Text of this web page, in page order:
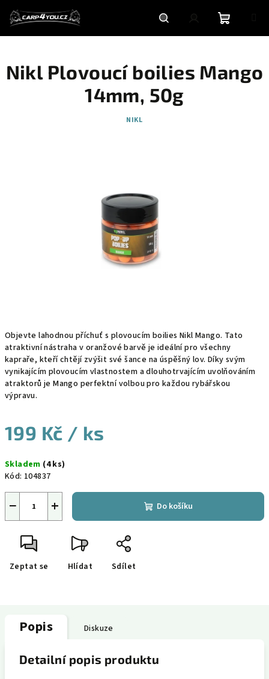
obsah
HledatPřihlášeníNákupní
košík
Objevte lahodnou příchuť s plovoucím boilies Nikl Mango. Tato
atraktivní nástraha v oranžové barvě je ideální pro všechny
kapraře, kteří chtějí zvýšit své šance na úspěšný lov. Díky svým
vynikajícím plovoucím vlastnostem a dlouhotrvajícím uvolňováním
atraktorů je Mango perfektní volbou pro každou rybářskou
výpravu.
199 Kč / ks
cena:
Skladem (4 ks)
Kód: 104837
+
− Do košíku
Zeptat se Hlídat Sdílet
Nikl Plovoucí boilies Mango
14mm, 50g
NIKL
Popis Diskuze
Detailní popis produktu